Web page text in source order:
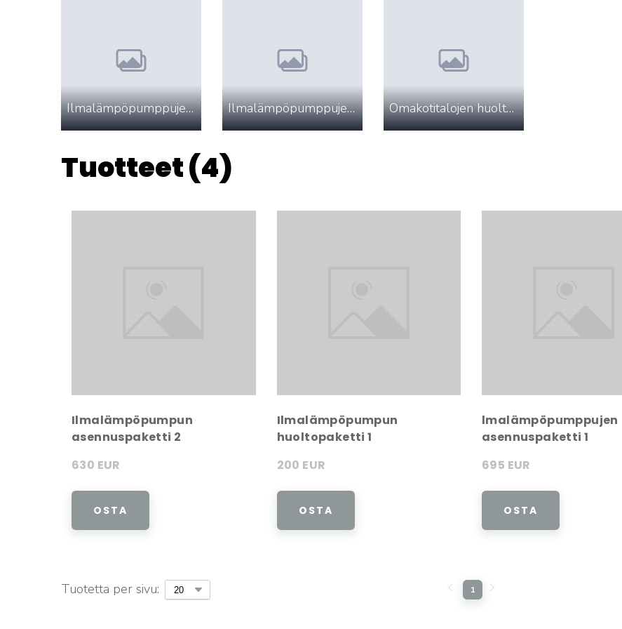
Ilmalämpöpumppujen asennuspaketit Ilmalämpöpumppujen huoltopaketit Omakotitalojen huoltopaketit
Tuotteet (4)
Ilmalämpöpumpun
asennuspaketti 2
630 EUR
OSTA
Ilmalämpöpumpun
huoltopaketti 1
200 EUR
OSTA
lmalämpöpumppujen
asennuspaketti 1
695 EUR
OSTA
Tuotetta per sivu: 1